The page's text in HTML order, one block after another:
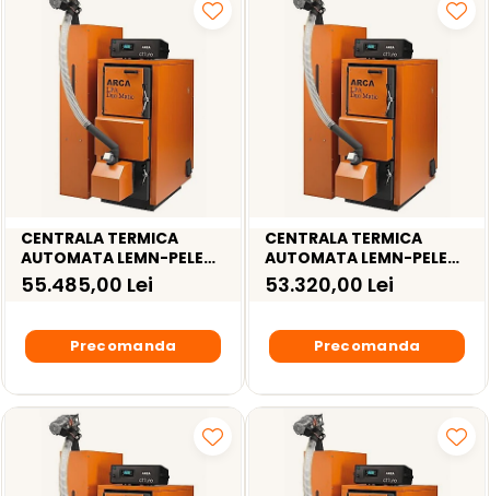
CENTRALA TERMICA
AUTOMATA LEMN-PELETI
ARCA LPA DUO MATIC
70RI INOX – 70 KW
55.485,00 Lei
Precomanda
CENTRALA TERMICA
AUTOMATA LEMN-PELETI
ARCA LPA DUO MATIC 70R
– 70KW
53.320,00 Lei
Precomanda